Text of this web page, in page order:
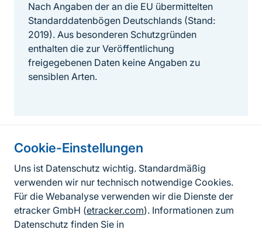
Cookie-Einstellungen
Uns ist Datenschutz wichtig. Standardmäßig
verwenden wir nur technisch notwendige Cookies.
Für die Webanalyse verwenden wir die Dienste der
etracker GmbH (etracker.com). Informationen zum
Datenschutz finden Sie in
Nach Angaben der an die EU übermittelten
Standarddatenbögen Deutschlands (Stand:
2019). Aus besonderen Schutzgründen
enthalten die zur Veröffentlichung
freigegebenen Daten keine Angaben zu
sensiblen Arten.
Informationen zur Seite
FußzeileKontakt zum BfN
Kontaktformular